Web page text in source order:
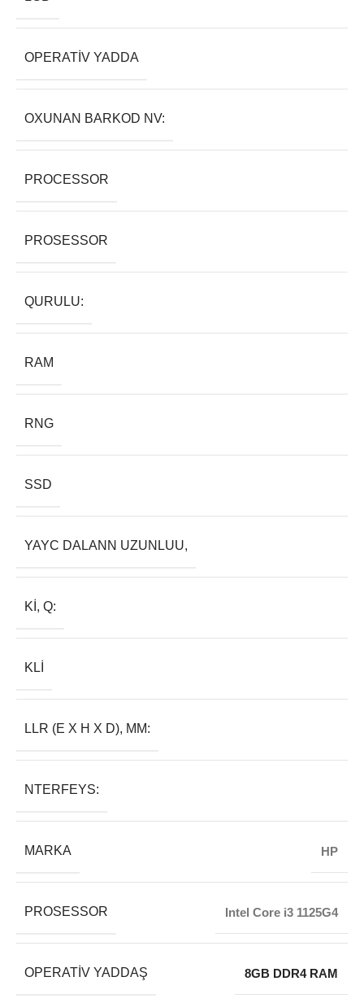
OPERATIV YADDA
OXUNAN BARKOD NV:
PROCESSOR
PROSESSOR
QURULU:
RAM
RNG
SSD
YAYC DALANN UZUNLUU,
KI, Q:
KLI
LLR (E X H X D), MM:
NTERFEYS:
MARKA HP
PROSESSOR Intel Core i3 1125G4
OPERATIV YADDAŞ 8GB DDR4 RAM